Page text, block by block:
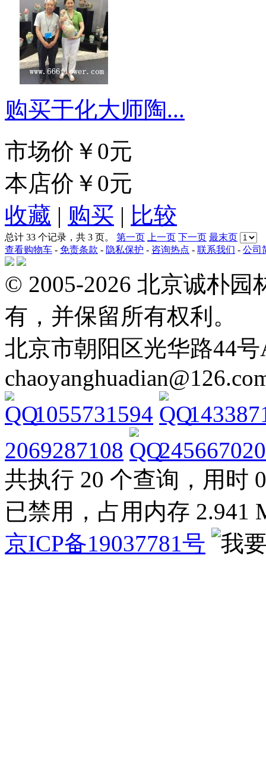
购买于化大师陶...
市场价 ￥0元
本店价 ￥0元
收藏 | 购买 | 比较
总计 33 个记录，共 3 页。 第一页 上一页 下一页 最末页
查看购物车 - 免责条款 - 隐私保护 - 咨询热点 - 联系我们 - 公司
© 2005-2026 北京诚朴园
有，并保留所有权利。
北京市朝阳区光华路44号
1055731594
2069287108
共执行 20 个查询，用时
已禁用，占用内存 2.941
京ICP备19037781号